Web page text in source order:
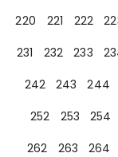
220
221 222
231
232 233
242
243 244
252
253 254
262
263 264